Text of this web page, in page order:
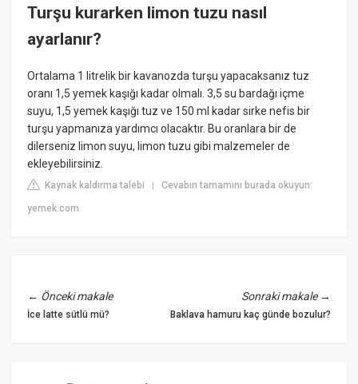
Turşu kurarken limon tuzu nasıl
ayarlanır?
Ortalama 1 litrelik bir kavanozda turşu yapacaksanız tuz
oranı 1,5 yemek kaşığı kadar olmalı. 3,5 su bardağı içme
suyu, 1,5 yemek kaşığı tuz ve 150 ml kadar sirke nefis bir
turşu yapmanıza yardımcı olacaktır. Bu oranlara bir de
dilerseniz limon suyu, limon tuzu gibi malzemeler de
ekleyebilirsiniz.
Kaynak kaldırma talebi |Cevabın tamamını burada okuyun:
yemek.com
← Önceki makale
İce latte sütlü mü?
Sonraki makale→
Baklava hamuru kaç günde bozulur?